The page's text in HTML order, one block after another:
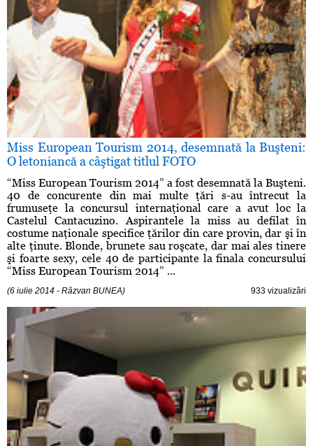
Miss European Tourism 2014, desemnată la Buşteni:
O letoniancă a câştigat titlul FOTO
“Miss European Tourism 2014” a fost desemnată la Buşteni.
40 de concurente din mai multe ţări s-au întrecut la
frumuseţe la concursul internaţional care a avut loc la
Castelul Cantacuzino. Aspirantele la miss au defilat în
costume naţionale specifice ţărilor din care provin, dar şi în
alte ţinute. Blonde, brunete sau roşcate, dar mai ales tinere
şi foarte sexy, cele 40 de participante la finala concursului
“Miss European Tourism 2014” ...
(6 iulie 2014 - Răzvan BUNEA) 933 vizualizări